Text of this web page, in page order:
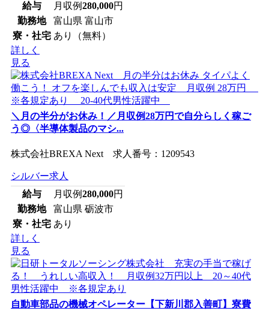
給与
月収例280,000円
勤務地
富山県 富山市
寮・社宅 あり（無料）
詳しく
見る
＼月の半分がお休み！／月収例28万円で自分らしく稼ご
う◎〈半導体製品のマシ...
株式会社BREXA Next 求人番号：1209543
シルバー求人
給与
月収例280,000円
勤務地
富山県 砺波市
寮・社宅 あり
詳しく
見る
自動車部品の機械オペレーター【下新川郡入善町】寮費